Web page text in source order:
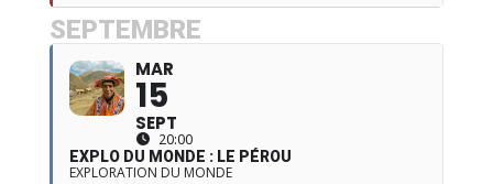
SEPTEMBRE
MAR
15
SEPT
20:00
EXPLO DU MONDE : LE PÉROU
EXPLORATION DU MONDE